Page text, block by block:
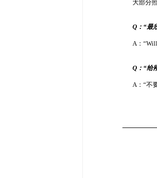
大部分
Q：“最
A：
Q：“给
A：“不